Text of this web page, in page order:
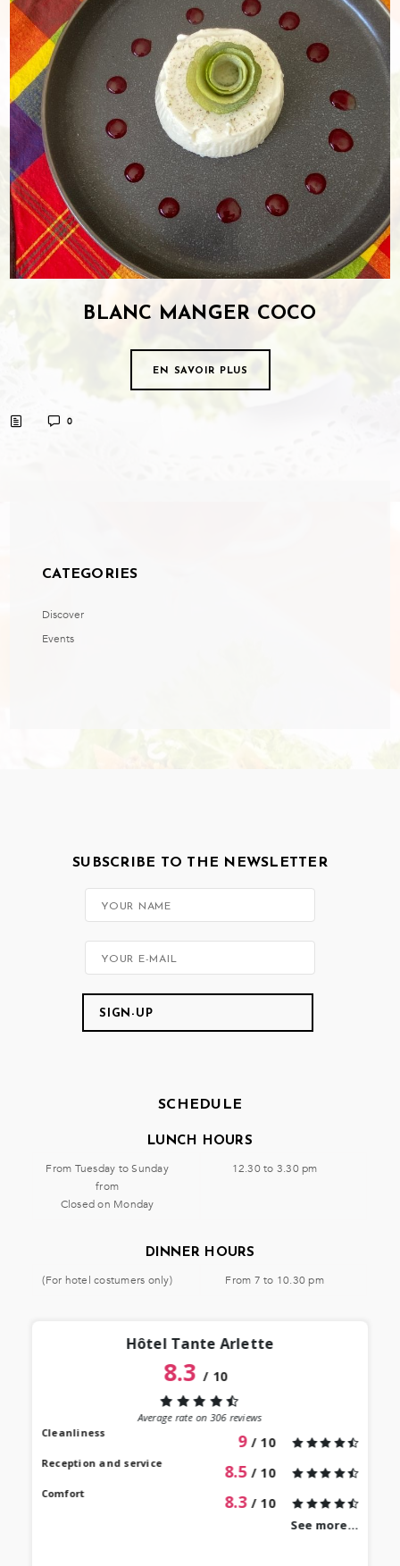
BLANC MANGER COCO
EN SAVOIR PLUS
0
CATEGORIES
Discover
Events
SUBSCRIBE TO THE NEWSLETTER
SCHEDULE
LUNCH HOURS
From Tuesday to Sunday
from
Closed on Monday
12.30 to 3.30 pm
DINNER HOURS
(For hotel costumers only) From 7 to 10.30 pm
Hôtel Tante Arlette
8.3/ 10
Average rate on306reviews
Cleanliness
9 / 10
Reception and service 8.5 / 10
Comfort 8.3 / 10
See more...